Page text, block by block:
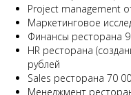
Project management
Маркетинговое
Финансы ресторана
HR ресторана
рублей
Sales ресторана 70
Менеджмент